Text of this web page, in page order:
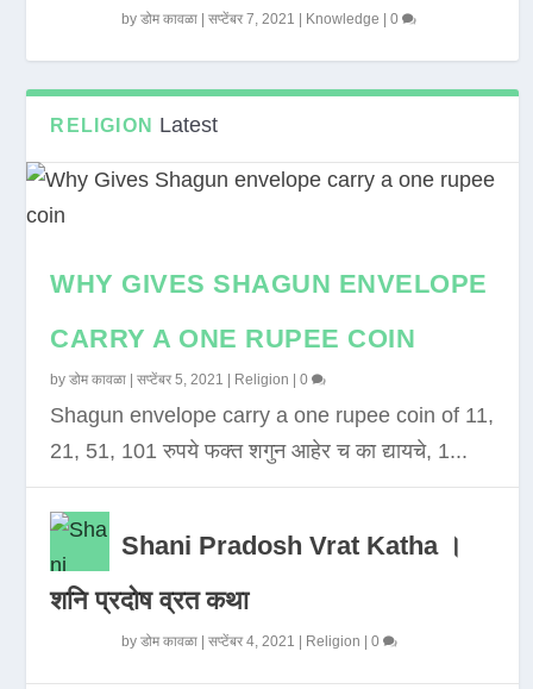
byडोम कावळा |सप्टेंबर 7, 2021 Knowledge |0
RELIGION Latest
WHY GIVES SHAGUN ENVELOPE
CARRY A ONE RUPEE COIN
byडोम कावळा |सप्टेंबर 5, 2021 Religion |0
Shagun envelope carry a one rupee coin of 11,
21, 51, 101 रुपये फक्त शगुन आहेर च का द्यायचे, 1...
Shani Pradosh Vrat Katha ।
शनि प्रदोष व्रत कथा
byडोम कावळा |सप्टेंबर 4, 2021 Religion |0